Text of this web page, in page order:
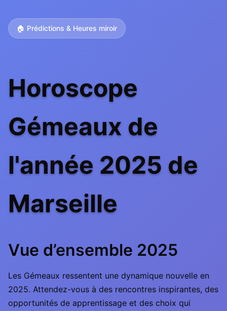
🏠 Prédictions & Heures miroir
Horoscope
Gémeaux de
l'année 2025 de
Marseille
Vue d’ensemble 2025
Les Gémeaux ressentent une dynamique nouvelle en
2025. Attendez-vous à des rencontres inspirantes, des
opportunités de apprentissage et des choix qui